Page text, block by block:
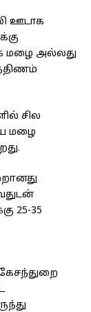
ஊடாக
மழை அல்லது
சில
மழை
25-35